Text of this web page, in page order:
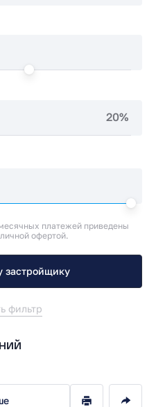
20%
платежей приведены
офертой.
застройщику
фильтр